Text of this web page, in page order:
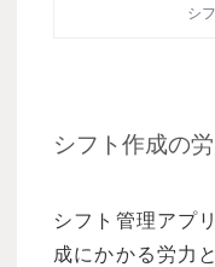
め
メ
す。
シ
シフト作成の
シフト管理アプ
成にかかる労力